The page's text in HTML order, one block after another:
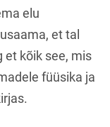
elu
et tal
et kõik see, mis
füüsika ja